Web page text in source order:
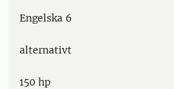
Engelska 6
alternativt
150 hp